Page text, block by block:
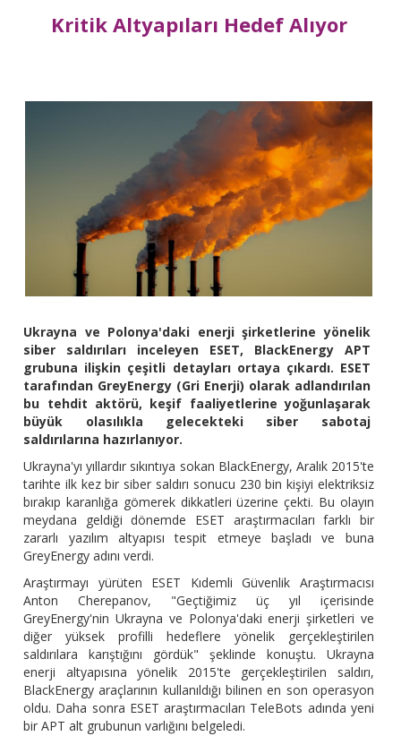
Kritik Altyapıları Hedef Alıyor
Ukrayna ve Polonya'daki enerji şirketlerine yönelik
siber saldırıları inceleyen ESET, BlackEnergy APT
grubuna ilişkin çeşitli detayları ortaya çıkardı. ESET
tarafından GreyEnergy (Gri Enerji) olarak adlandırılan
bu tehdit aktörü, keşif faaliyetlerine yoğunlaşarak
büyük olasılıkla gelecekteki siber sabotaj
saldırılarına hazırlanıyor.
Ukrayna'yı yıllardır sıkıntıya sokan BlackEnergy, Aralık 2015'te
tarihte ilk kez bir siber saldırı sonucu 230 bin kişiyi elektriksiz
bırakıp karanlığa gömerek dikkatleri üzerine çekti. Bu olayın
meydana geldiği dönemde ESET araştırmacıları farklı bir
zararlı yazılım altyapısı tespit etmeye başladı ve buna
GreyEnergy adını verdi.
Araştırmayı yürüten ESET Kıdemli Güvenlik Araştırmacısı
Anton Cherepanov, "Geçtiğimiz üç yıl içerisinde
GreyEnergy'nin Ukrayna ve Polonya'daki enerji şirketleri ve
diğer yüksek profilli hedeflere yönelik gerçekleştirilen
saldırılara karıştığını gördük" şeklinde konuştu. Ukrayna
enerji altyapısına yönelik 2015'te gerçekleştirilen saldırı,
BlackEnergy araçlarının kullanıldığı bilinen en son operasyon
oldu. Daha sonra ESET araştırmacıları TeleBots adında yeni
bir APT alt grubunun varlığını belgeledi.